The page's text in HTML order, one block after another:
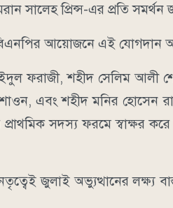
সালেহ প্রিন্স-এর প্রতি সমর্থন
আয়োজনে এই যোগদান
ফরাজী, শহীদ সেলিম আলী
এবং শহীদ মনির হোসেন
সদস্য ফরমে স্বাক্ষর
জুলাই অভ্যুত্থানের লক্ষ্য